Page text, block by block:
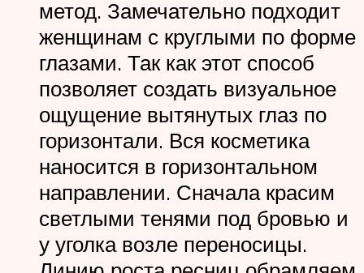
метод. Замечательно подходит
женщинам с круглыми по форме
глазами. Так как этот способ
позволяет создать визуальное
ощущение вытянутых глаз по
горизонтали. Вся косметика
наносится в горизонтальном
направлении. Сначала красим
светлыми тенями под бровью и
у уголка возле переносицы.